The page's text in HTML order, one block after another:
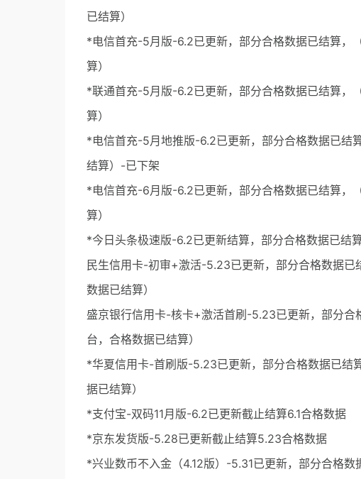
已结算）
*电信首充-5月版-6.2已更新，部分合格数据已结算，
算）
*联通首充-5月版-6.2已更新，部分合格数据已结算，
算）
*电信首充-5月地推版-6.2已更新，部分合格数据已结
结算）-已下架
*电信首充-6月版-6.2已更新，部分合格数据已结算，
算）
*今日头条极速版-6.2已更新结算，部分合格数据已结
民生信用卡-初审+激活-5.23已更新，部分合格数据
数据已结算）
盛京银行信用卡-核卡+激活首刷-5.23已更新，部分
台，合格数据已结算）
*华夏信用卡-首刷版-5.23已更新，部分合格数据已
据已结算）
*支付宝-双码11月版-6.2已更新截止结算6.1合格数据
*京东发货版-5.28已更新截止结算5.23合格数据
*兴业数币不入金（4.12版）-5.31已更新，部分合格数